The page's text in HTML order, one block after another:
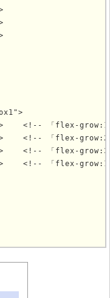
<!-- 「flex-grow:1
<!-- 「flex-grow:2
<!-- 「flex-grow:3
<!-- 「flex-grow:1